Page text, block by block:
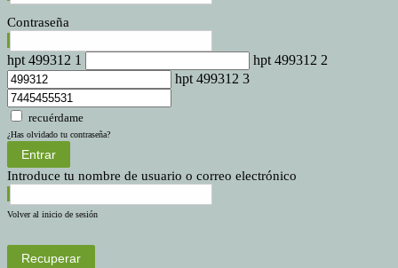
Contraseña
hpt 499312 1
hpt 499312 2
hpt 499312 3
recuérdame
¿Has olvidado tu contraseña?
Entrar
Introduce tu nombre de usuario o correo electrónico
Volver al inicio de sesión
Recuperar